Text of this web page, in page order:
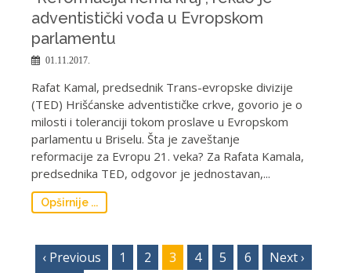
adventistički vođa u Evropskom
parlamentu
01.11.2017.
Rafat Kamal, predsednik Trans-evropske divizije
(TED) Hrišćanske adventističke crkve, govorio je o
milosti i toleranciji tokom proslave u Evropskom
parlamentu u Briselu. Šta je zaveštanje
reformacije za Evropu 21. veka? Za Rafata Kamala,
predsednika TED, odgovor je jednostavan,...
Opširnije ...
‹ Previous 1 2 3 4 5 6
Next ›